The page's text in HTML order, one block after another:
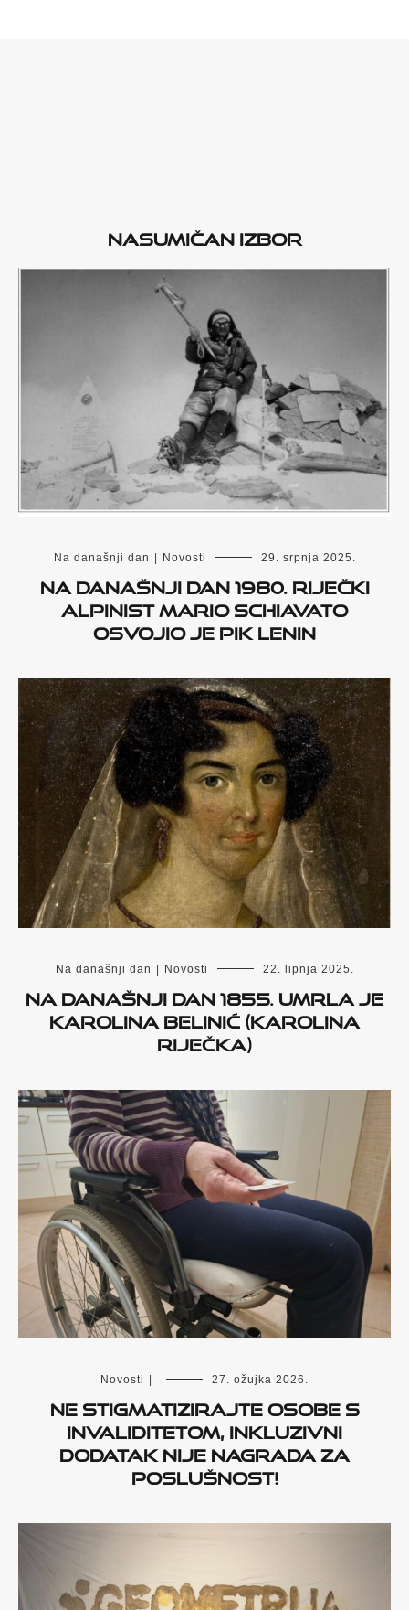
Nasumičan izbor
Na današnji dan Novosti 29. srpnja 2025.
Na današnji dan 1980. riječki
alpinist Mario Schiavato
osvojio je Pik Lenin
Na današnji dan Novosti 22. lipnja 2025.
Na današnji dan 1855. umrla je
Karolina Belinić (Karolina
Riječka)
Novosti 27. ožujka 2026.
NE STIGMATIZIRAJTE OSOBE S
INVALIDITETOM, INKLUZIVNI
DODATAK NIJE NAGRADA ZA
POSLUŠNOST!